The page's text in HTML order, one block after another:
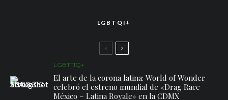
LGBTQI+
LGBTTIQ+
El arte de la corona latina: World of Wonder
celebró el estreno mundial de «Drag Race
México – Latina Royale» en la CDMX